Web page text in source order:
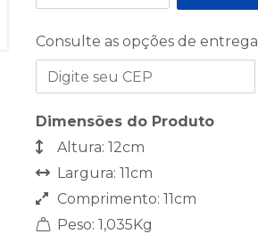
Consulte as opções de entrega
Dimensões do Produto
Altura: 12cm
Largura: 11cm
Comprimento: 11cm
Peso: 1,035Kg